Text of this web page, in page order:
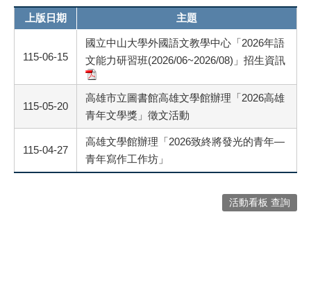
上版日期 主題
115-06-15
國立中山大學外國語文教學中心「2026年語
文能力研習班(2026/06~2026/08)」招生資訊
115-05-20
高雄市立圖書館高雄文學館辦理「2026高雄
青年文學獎」徵文活動
115-04-27
高雄文學館辦理「2026致終將發光的青年—
青年寫作工作坊」
活動看板 查詢